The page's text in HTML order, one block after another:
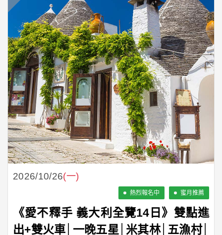
2026/10/26(一)
熱烈報名中 蜜月推薦
《愛不釋手 義大利全覽14日》雙點進
出+雙火車│一晚五星│米其林│五漁村│